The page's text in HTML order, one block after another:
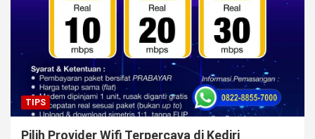
TIPS
Pilih Provider Wifi Terpercaya di Kediri